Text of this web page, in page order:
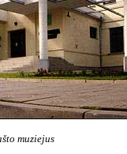
muziejus